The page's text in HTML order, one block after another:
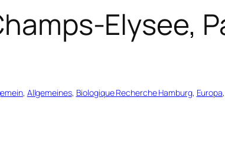
Elysee,
, Allgemeines, Biologique Recherche Hamburg, Europa